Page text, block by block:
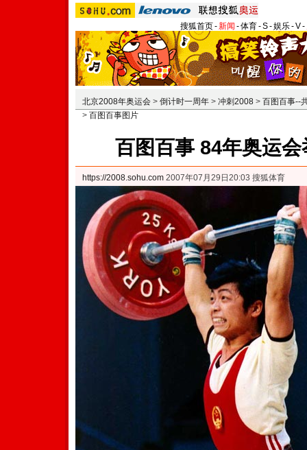
搜狐首页-新闻 -体育-S-娱乐-V-
北京2008年奥运会 > 倒计时一周年 > 冲刺2008 > 百图百事--
> 百图百事图片
百图百事 84年奥运
https://2008.sohu.com 2007年07月29日20:03 搜狐体育